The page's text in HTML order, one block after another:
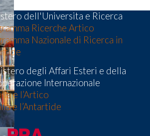
dell'Universita e Ricerca
Ricerche Artico
Nazionale di Ricerca in
degli Affari Esteri e della
Internazionale
e l’Artico
e l’Antartide